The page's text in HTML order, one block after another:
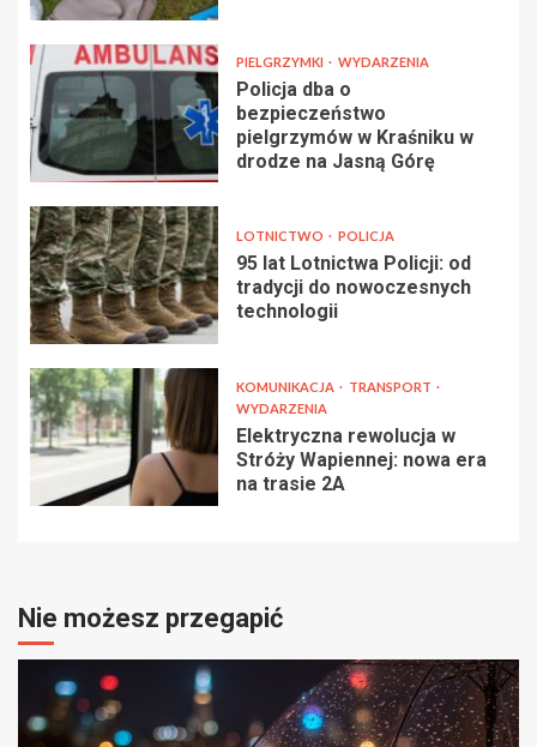
PIELGRZYMKI WYDARZENIA
Policja dba o
bezpieczeństwo
pielgrzymów w Kraśniku w
drodze na Jasną Górę
LOTNICTWO POLICJA
95 lat Lotnictwa Policji: od
tradycji do nowoczesnych
technologii
KOMUNIKACJA
TRANSPORT
WYDARZENIA
Elektryczna rewolucja w
Stróży Wapiennej: nowa era
na trasie 2A
Nie możesz przegapić